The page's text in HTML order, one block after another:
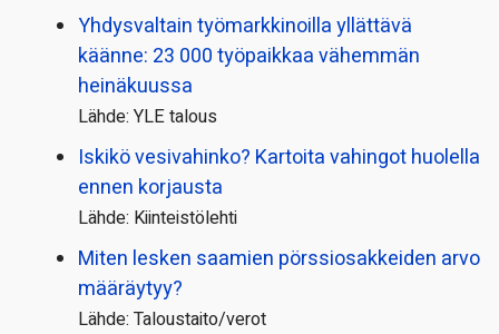
Yhdysvaltain työmarkkinoilla yllättävä
käänne: 23 000 työpaikkaa vähemmän
heinäkuussa
Lähde: YLE talous
Iskikö vesivahinko? Kartoita vahingot huolella
ennen korjausta
Lähde: Kiinteistölehti
Miten lesken saamien pörssi­osakkeiden arvo
määräytyy?
Lähde: Taloustaito/verot